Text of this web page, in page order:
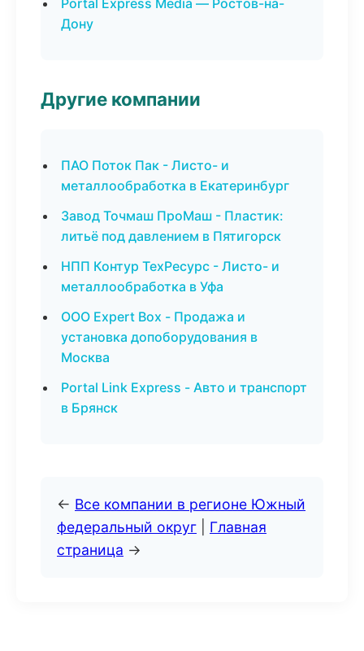
Portal Express Media — Ростов-на-
Дону
Другие компании
ПАО Поток Пак - Листо- и
металлообработка в Екатеринбург
Завод Точмаш ПроМаш - Пластик:
литьё под давлением в Пятигорск
НПП Контур ТехРесурс - Листо- и
металлообработка в Уфа
ООО Expert Box - Продажа и
установка допоборудования в
Москва
Portal Link Express - Авто и транспорт
в Брянск
← Все компании в регионе Южный
федеральный округ
Главная
страница →